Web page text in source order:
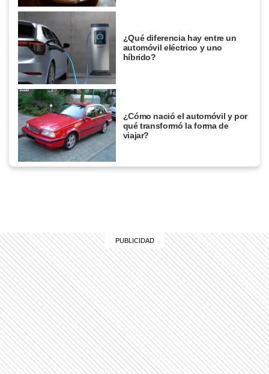
¿Qué diferencia hay entre un
automóvil eléctrico y uno
híbrido?
¿Cómo nació el automóvil y por
qué transformó la forma de
viajar?